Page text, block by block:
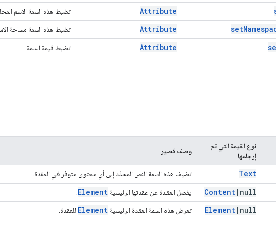
Attribute تضبط هذه السمة الاسم
set
Attribute تضبط هذه السمة مساحة
Attribute تضبط قيمة السمة.
نوع القيمة التي تم
إرجاعها
وصف قصير
Text تضيف هذه السمة النص المحدّد إلى أي محتوى متوفّر في العقدة.
Content | null يفصل العقدة عن عقدتها الرئيسية Element
Element | null تعرض هذه السمة العقدة الرئيسية Element للعقدة.